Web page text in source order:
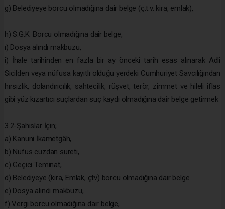
g) Belediyeye borcu olmadığına dair belge (ç.t.v. kira, emlak),
h) S.G.K. Borcu olmadığına dair belge,
ı) Dosya alındı makbuzu,
i) İhale tarihinden en fazla bir ay önceki tarih esas alınarak Adli
Sicilden veya nüfusa kayıtlı olduğu yerdeki Cumhuriyet Savcılığından
hırsızlık, dolandırıcılık, sahtecilik, rüşvet, terör, zimmet ve hileli iflas
gibi yüz kızartıcı suçlardan suç kaydı olmadığına dair belge getirmek
3.2-Şahıslar İçin;
a) Kanuni İkametgâh,
b) Nüfus cüzdan sureti,
c) Geçici Teminat,
d) Belediyeye (kira, Emlak, çtv) borcu olmadığına dair belge
e) Dosya alındı makbuzu,
f) Vergi borcu olmadığına dair belge,